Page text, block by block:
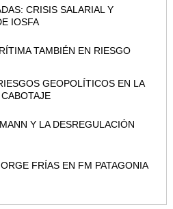
CRISIS SALARIAL Y
IOSFA
TAMBIÉN EN RIESGO
GEOPOLÍTICOS EN LA
Y LA DESREGULACIÓN
FRÍAS EN FM PATAGONIA